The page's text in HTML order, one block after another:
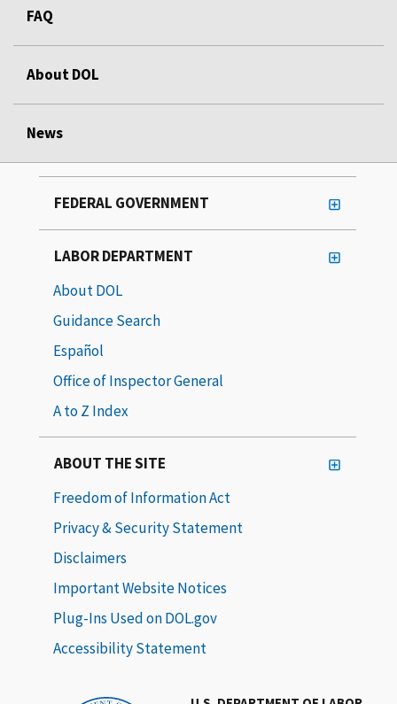
FAQ
About DOL
News
FEDERAL GOVERNMENT
LABOR DEPARTMENT
About DOL
Guidance Search
Español
Office of Inspector General
A to Z Index
ABOUT THE SITE
Freedom of Information Act
Privacy & Security Statement
Disclaimers
Important Website Notices
Plug-Ins Used on DOL.gov
Accessibility Statement